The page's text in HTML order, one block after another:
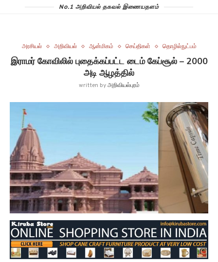
No.1 அறிவியல் தகவல் இணையதளம்
அரசியல் அறிவியல் ஆன்மிகம் செய்திகள் தொழில்நுட்பம்
இராமர் கோவிலில் புதைக்கப்பட்ட டைம் கேப்சூல் – 2000
அடி ஆழத்தில்
written byஅறிவியல்புரம்